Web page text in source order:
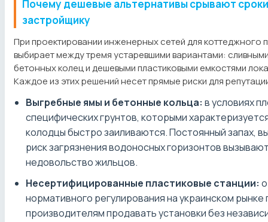
Почему дешевые альтернативы срывают
застройщику
При проектировании инженерных сетей для коттеджного
выбирает между тремя устаревшими вариантами:
бетонных колец и дешевыми пластиковыми емкостями
Каждое из этих решений несет прямые риски для
Выгребные ямы и бетонные кольца: в условиях
специфических грунтов, которыми
колодцы быстро заиливаются. Постоянный запах,
риск загрязнения водоносных горизонтов
недовольство жильцов.
Несертифицированные пластиковые станции:
нормативного регулирования на украинском рынке
производителям продавать установки без